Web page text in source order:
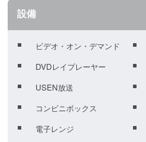
設備
ビデオ・オン・デマンド
DVDレイプレーヤー
USEN放送
コンビニボックス
電子レンジ